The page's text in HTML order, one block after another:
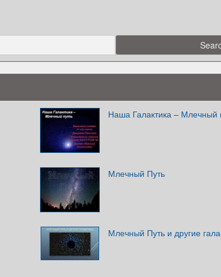
Наша Галактика – Млечный
Млечный Путь
Млечный Путь и другие